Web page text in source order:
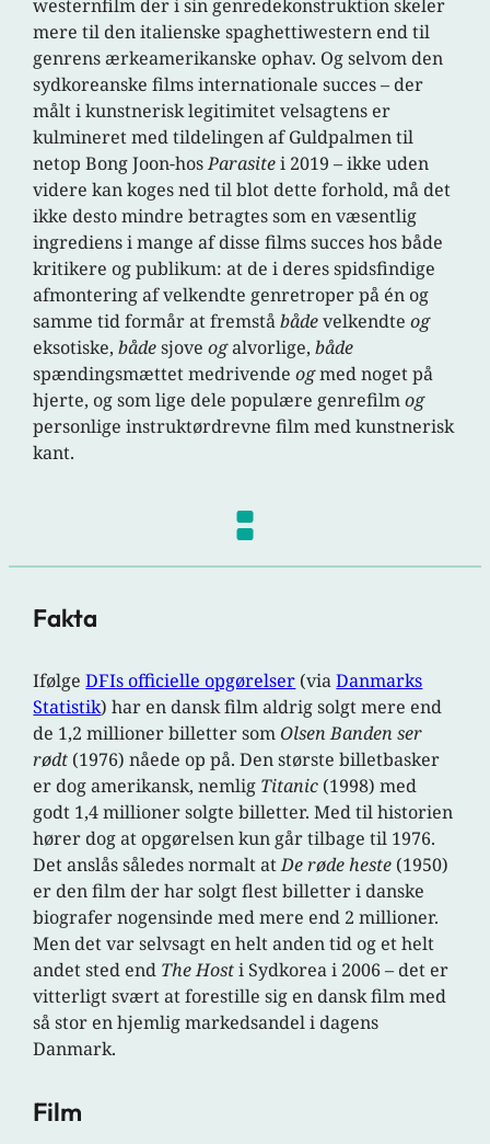
westernfilm der i sin genredekonstruktion skeler
mere til den italienske spaghettiwestern end til
genrens ærkeamerikanske ophav. Og selvom den
sydkoreanske films internationale succes – der
målt i kunstnerisk legitimitet velsagtens er
kulmineret med tildelingen af Guldpalmen til
netop Bong Joon-hosParasitei 2019 – ikke uden
videre kan koges ned til blot dette forhold, må det
ikke desto mindre betragtes som en væsentlig
ingrediens i mange af disse films succes hos både
kritikere og publikum: at de i deres spidsfindige
afmontering af velkendte genretroper på én og
samme tid formår at fremståbådevelkendteog
eksotiske,bådesjoveogalvorlige,både
spændingsmættet medrivendeogmed noget på
hjerte, og som lige dele populære genrefilmog
personlige instruktørdrevne film med kunstnerisk
kant.
Fakta
IfølgeDFIs officielle opgørelser (viaDanmarks
Statistik) har en dansk film aldrig solgt mere end
de 1,2 millioner billetter somOlsen Banden ser
rødt (1976) nåede op på. Den største billetbasker
er dog amerikansk, nemlig Titanic (1998) med
godt 1,4 millioner solgte billetter. Med til historien
hører dog at opgørelsen kun går tilbage til 1976.
Det anslås således normalt atDe røde heste (1950)
er den film der har solgt flest billetter i danske
biografer nogensinde med mere end 2 millioner.
Men det var selvsagt en helt anden tid og et helt
andet sted end The Hosti Sydkorea i 2006 – det er
vitterligt svært at forestille sig en dansk film med
så stor en hjemlig markedsandel i dagens
Danmark.
Film